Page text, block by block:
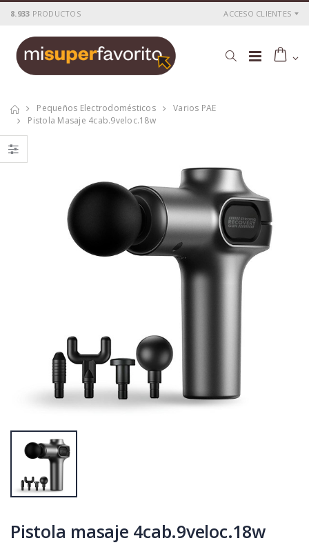
8.933 PRODUCTOS ACCESO CLIENTES
Pequeños Electrodomésticos
Varios PAE
Pistola Masaje 4cab.9veloc.18w
Pistola masaje 4cab.9veloc.18w
Tostadora
inox.2pc. 800 w.
inox.2pc.1000w.grande
kuken
recio S : 33,29€
recioH abitual : 57,60€
Tostadora
inox.4pc.1400w.kuken
: 36,54€